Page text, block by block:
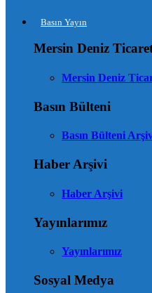
Basın Yayın
Mersin Deniz
Mersin Deniz
Basın Bülteni
Basın Bülteni
Haber Arşivi
Haber Arşivi
Yayınlarımız
Yayınlarımız
Sosyal Medya